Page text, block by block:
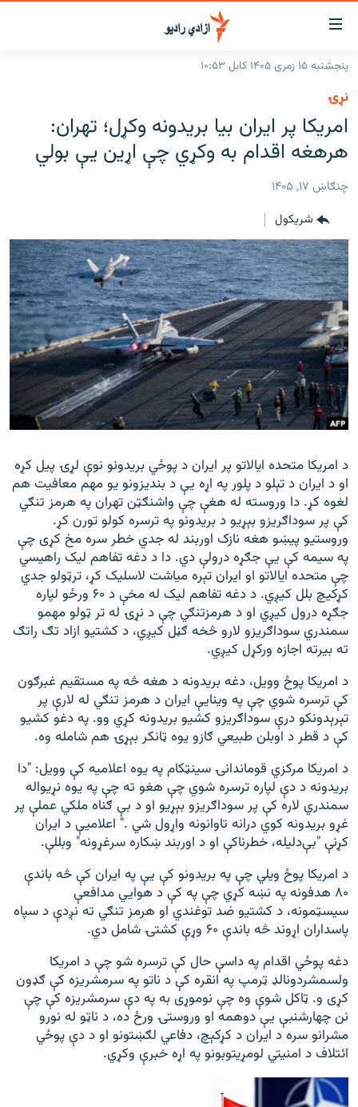
د
لاسرسۍ
وړ
لېنکونه
اصلي
متن
ورتلل
اصلي
ورتلل
لټون
پاڼې
ته
مراجعه
راپورونه
افغانستان
نړۍ
خبرونه
مرکې
اونیزې خپرونې
انځوریزه برخه
ورزش
د کډوالۍ بحران
'کووېډ-۱۹'
اړیکه
دري پاڼه
راسره ملګري شئ
د ازادې اروپا/ ازادي راډيو ټولې پاڼې
پنجشنبه ۱۵ زمری ۱۴۰۵ کابل ۱۰:۵۳
نړۍ
امریکا پر ایران بیا بریدونه وکړل؛ تهران:
هرهغه اقدام به وکړي چې اړین یې بولي
چنګاښ ۱۷, ۱۴۰۵
شريکول
د امریکا متحده ایالاتو پر ایران د پوځي بریدونو نوې لړۍ پیل کړه
او د ایران د تېلو د پلور په اړه یې د بندیزونو یو مهم معافیت هم
لغوه کړ. دا وروسته له هغې چې واشنګټن تهران په هرمز تنګي
کې پر سوداګریزو بېړیو د بریدونو په ترسره کولو تورن کړ.
وروستیو پیښو هغه نازک اوربند له جدي خطر سره مخ کړی چې
په سیمه کې یې جګړه درولې دي. دا د دغه تفاهم لیک راهیسي
چې متحده ایالاتو او ایران تېره میاشت لاسلیک کړ، ترټولو جدي
کړکیچ بلل کیږي. د دغه تفاهم لیک له مخې د ۶۰ ورځو لپاره
جګړه درول کیږي او د هرمزتنګي چې د نړۍ له تر ټولو مهمو
سمندري سوداګریزو لارو څخه ګڼل کیږي، د کشتیو ازاد تګ راتګ
ته بیرته اجازه ورکړل کیږي.
د امریکا پوځ وویل، دغه بریدونه د هغه څه په مستقیم غبرګون
کې ترسره شوي چې په وینایې ایران د هرمز تنګي له لارې پر
تېرېدونکو درې سوداګریزو کشیو بریدونه کړي وو. په دغو کشیو
کې د قطر د اوبلن طبیعي ګازو یوه ټانکر بېړۍ هم شامله وه.
د امریکا مرکزي قوماندانۍ سینټکام په یوه اعلامیه کې وویل: "دا
بریدونه د دې لپاره ترسره شوي چې هغو ته چې په یوه نړیواله
سمندري لاره کې پر سوداګریزو بېړیو او د بې ‌ګناه ملکي عملې پر
غړو بریدونه کوي درانه تاوانونه واړول شي ." اعلامیې د ایران
کړنې "بې‌دلیله، خطرناکې او د اوربند ښکاره سرغړونه" وبللې.
د امریکا پوځ ویلي چې په بریدونو کې یې په ایران کې څه باندې
۸۰ هدفونه په نښه کړي چې په کې د هوايي مدافعې
سیسټمونه، د کشتیو ضد توغندي او هرمز تنګي ته نږدې د سپاه
پاسداران اړوند څه باندې ۶۰ وړې کشتۍ شامل دي.
دغه پوځي اقدام په داسې حال کې ترسره شو چې د امریکا
ولسمشردونالډ ټرمپ په انقره کې د ناتو په سرمشریزه کې ګډون
کړی و. ټاکل شوې وه چې نوموړی به په دې سرمشریزه کې چې
نن چهارشنبې یې دوهمه او وروستۍ ورځ ده، د ناټو له نورو
مشرانو سره د ایران د کړکېچ، دفاعي لګښتونو او د دې پوځي
ائتلاف د امنیتي لومړیتوبونو په اړه خبرې وکړي.